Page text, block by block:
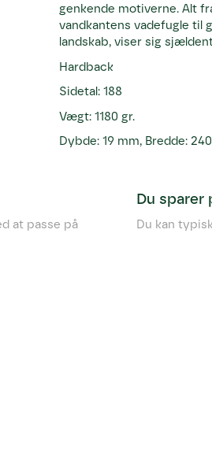
genkende motiverne. Alt
vandkantens vadefugle til
landskab, viser sig
Hardback
Sidetal: 188
Vægt: 1180 gr.
Dybde: 19 mm, Bredde:
at passe på
Du sparer
Du kan